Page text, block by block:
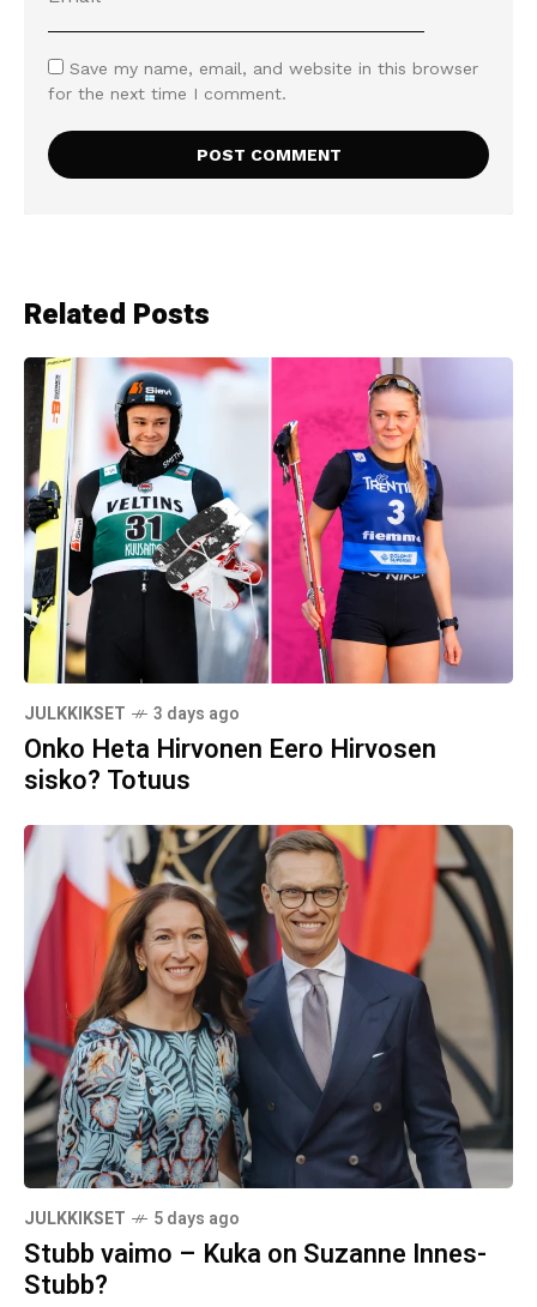
Save my name, email, and website in this browser
for the next time I comment.
Related Posts
JULKKIKSET 3 days ago
Onko Heta Hirvonen Eero Hirvosen
sisko? Totuus
JULKKIKSET 5 days ago
Stubb vaimo – Kuka on Suzanne Innes-
Stubb?